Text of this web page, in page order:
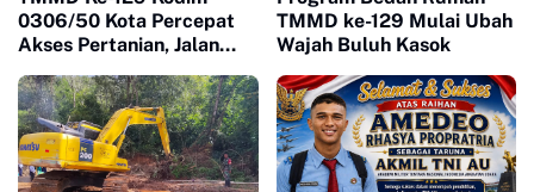
0306/50 Kota Percepat
Akses Pertanian, Jalan
Limapuluh Kota
TMMD ke-129 Mulai Ubah
Wajah Buluh Kasok